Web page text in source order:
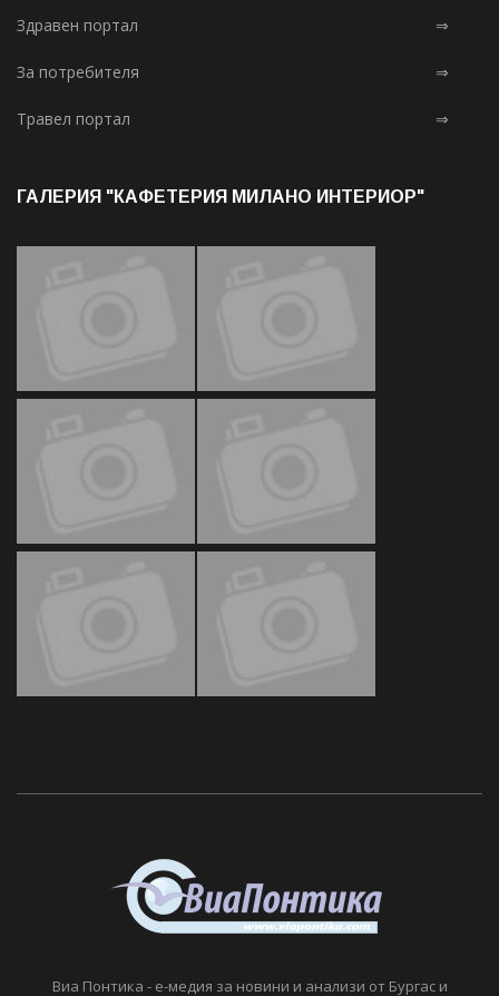
Здравен портал ⇒
За потребителя ⇒
Травел портал ⇒
ГАЛЕРИЯ "КАФЕТЕРИЯ МИЛАНО ИНТЕРИОР"
Виа Понтика - е-медия за новини и анализи от Бургас и